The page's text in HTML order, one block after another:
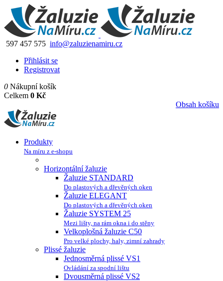
597 457 575 info@zaluzienamiru.cz
Přihlásit se
Registrovat
0 Nákupní košík
Celkem 0 Kč
Obsah košíku
Produkty
Na míru z e-shopu
Horizontální žaluzie
Žaluzie STANDARD
Do plastových a dřevěných oken
Žaluzie ELEGANT
Do plastových a dřevěných oken
Žaluzie SYSTEM 25
Mezi lišty, na rám okna i do stěny
Velkoplošná žaluzie C50
Pro velké plochy, haly, zimní zahrady
Plissé žaluzie
Jednosměrná plissé VS1
Ovládání za spodní lištu
Dvousměrná plissé VS2